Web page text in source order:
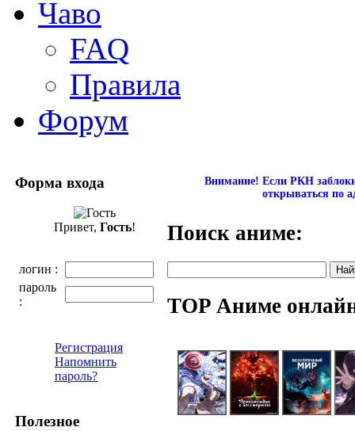
Чаво
FAQ
Правила
Форум
Форма входа
Привет, Гость!
логин :
пароль
:
Регистрация
Напомнить
пароль?
Полезное
Внимание! Если РКН
открываться по
Поиск аниме:
TOP Аниме